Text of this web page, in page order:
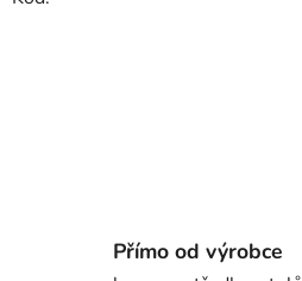
Přímo od výrobce